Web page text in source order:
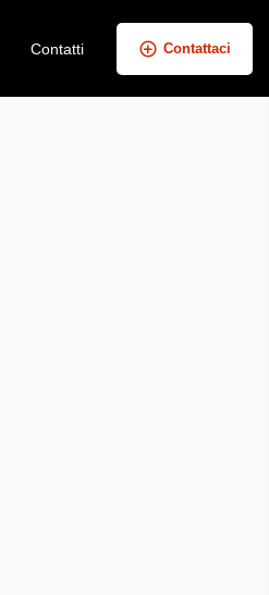
Contatti Contattaci